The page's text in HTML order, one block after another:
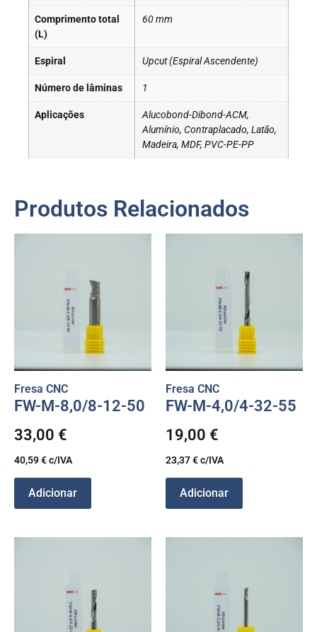
Comprimento total
(L)
60 mm
Espiral Upcut (Espiral Ascendente)
Número de lâminas 1
Aplicações
Alucobond-Dibond-ACM,
Alumínio, Contraplacado, Latão,
Madeira, MDF, PVC-PE-PP
Produtos Relacionados
Fresa CNC
FW-M-8,0/8-12-50
33,00 €
40,59€c/IVA
Adicionar
Fresa CNC
FW-M-4,0/4-32-55
19,00 €
23,37€c/IVA
Adicionar